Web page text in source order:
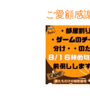
ご愛顧感
はこちら